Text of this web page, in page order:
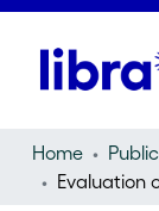
Home